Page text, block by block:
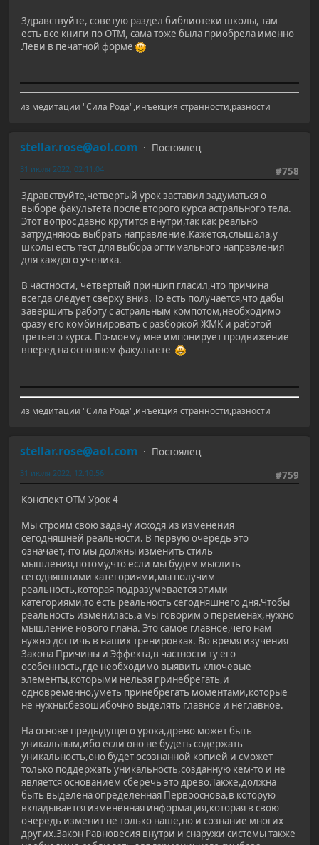
Здравствуйте, советую раздел библиотеки школы, там
есть все книги по ОТМ, сама тоже была приобрела именно
Леви в печатной форме
из медитации "Cила Рода",инъекция странности,разности
stellar.rose@aol.com
Постоялец
#758
31 июля 2022, 02:11:04
Здравствуйте,четвертый урок заставил задуматься о
выборе факультета после второго курса астрального тела.
Этот вопрос давно крутится внутри,так как реально
затрудняюсь выбрать направление.Кажется,слышала,у
школы есть тест для выбора оптимального направления
для каждого ученика.
В частности, четвертый принцип гласил,что причина
всегда следует сверху вниз. То есть получается,что дабы
завершить работу с астральным компотом,необходимо
сразу его комбинировать с разборкой ЖМК и работой
третьего курса. По-моему мне импонирует продвижение
вперед на основном факультете
из медитации "Cила Рода",инъекция странности,разности
stellar.rose@aol.com
Постоялец
#759
31 июля 2022, 12:10:56
Конспект ОТМ Урок 4
Мы строим свою задачу исходя из изменения
сегодняшней реальности. В первую очередь это
означает,что мы должны изменить стиль
мышления,потому,что если мы будем мыслить
сегодняшними категориями,мы получим
реальность,которая подразумевается этими
категориями,то есть реальность сегодняшнего дня.Чтобы
реальность изменилась,а мы говорим о переменах,нужно
мышление нового плана. Это самое главное,чего нам
нужно достичь в наших тренировках. Во время изучения
Закона Причины и Эффекта,в частности ту его
особенность,где необходимо выявить ключевые
элементы,которыми нельзя принебрегать,и
одновременно,уметь принебрегать моментами,которые
не нужны:безошибочно выделять главное и неглавное.
На основе предыдущего урока,древо может быть
уникальным,ибо если оно не будеть содержать
уникальность,оно будет осознанной копией и сможет
только поддержать уникальность,созданную кем-то и не
является основанием сберечь это древо.Также,должна
быть выделена определенная Первооснова,в которую
вкладывается измененная информация,которая в свою
очередь изменит не только наше,но и сознание многих
других.Закон Равновесия внутри и снаружи системы также